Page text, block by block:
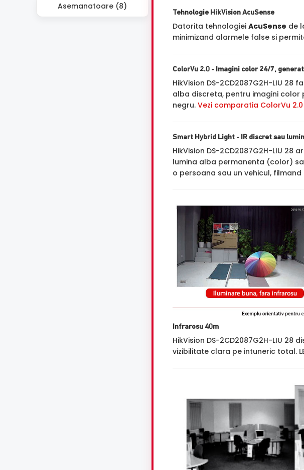
Asemanatoare (8)
Tehnologie HikVision AcuSense
Datorita tehnologiei AcuSense de
minimizand alarmele false si
ColorVu 2.0 - Imagini color 24/7,
HikVision DS-2CD2087G2H-LIU 28
alba discreta, pentru imagini
negru. Vezi comparatia ColorVu
Smart Hybrid Light - IR discret sau
HikVision DS-2CD2087G2H-LIU 28
lumina alba permanenta (color)
o persoana sau un vehicul,
Infrarosu 40m
HikVision DS-2CD2087G2H-LIU
vizibilitate clara pe intuneric total.